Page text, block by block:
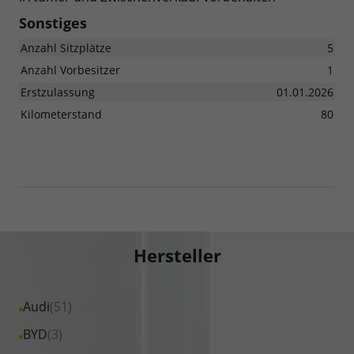
Sonstiges
Anzahl Sitzplätze
5
Anzahl Vorbesitzer
1
Erstzulassung
01.01.2026
Kilometerstand
80
Hersteller
Audi(51)
Alle
Fahrzeuge
BYD(3)
Alle